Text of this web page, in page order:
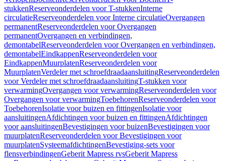
stukkenReserveonderdelen voor T-stukkenInterne
circulatieReserveonderdelen voor Interne circulatieOvergangen
permanentReserveonderdelen voor Overgangen
permanentOvergangen en verbindingen,
demontabelReserveonderdelen voor Overgangen en verbindingen,
demontabelEindkappenReserveonderdelen voor
EindkappenMuurplatenReserveonderdelen voor
MuurplatenVerdeler met schroefdraadaansluitingReserveonderdelen
voor Verdeler met schroefdraadaansluitingT-stukken voor
verwarmingOvergangen voor verwarmingReserveonderdelen voor
Overgangen voor verwarmingToebehorenReserveonderdelen voor
ToebehorenIsolatie voor buizen en fittingenIsolatie voor
aansluitingenAfdichtingen voor buizen en fittingenAfdichtingen
voor aansluitingenBevestigingen voor buizenBevestigingen voor
muurplatenReserveonderdelen voor Bevestigingen voor
muurplatenSysteemafdichtingenBevestiging-sets voor
flensverbindingenGeberit Mapress rvsGeberit Mapress